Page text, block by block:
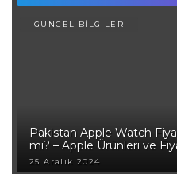
GÜNCEL BİLGİLER
Pakistan Apple Watch
mı? – Apple Ürünleri ve
25 Aralık 2024